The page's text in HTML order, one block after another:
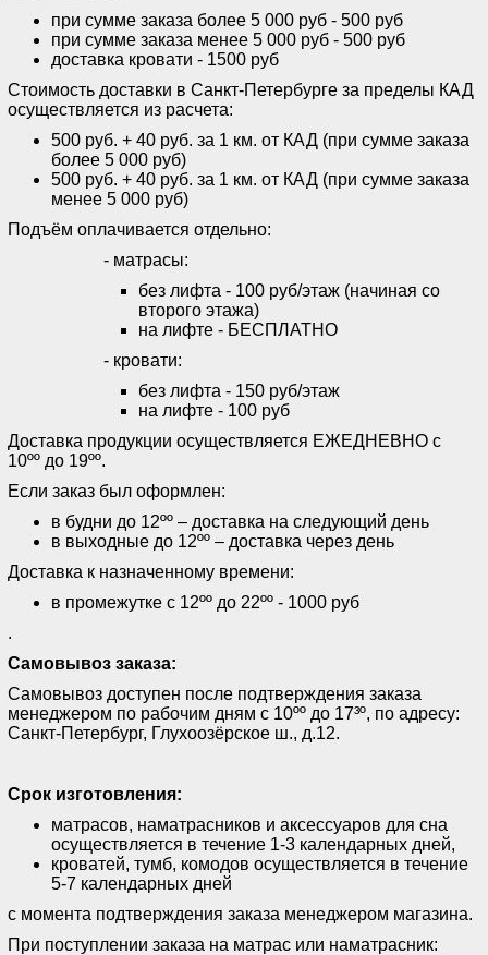
при сумме заказа более 5 000 руб - 500 руб
при сумме заказа менее 5 000 руб - 500 руб
доставка кровати - 1500 руб
Стоимость доставки в Санкт-Петербурге за пределы КАД
осуществляется из расчета:
500 руб. + 40 руб. за 1 км. от КАД (при сумме заказа
более 5 000 руб)
500 руб. + 40 руб. за 1 км. от КАД (при сумме заказа
менее 5 000 руб)
Подъём оплачивается отдельно:
- матрасы:
без лифта - 100 руб/этаж (начиная со
второго этажа)
на лифте - БЕСПЛАТНО
- кровати:
без лифта - 150 руб/этаж
на лифте - 100 руб
Доставка продукции осуществляется ЕЖЕДНЕВНО с
10ºº до 19ºº.
Если заказ был оформлен:
в будни до 12ºº – доставка на следующий день
в выходные до 12ºº – доставка через день
Доставка к назначенному времени:
в промежутке с 12ºº до 22ºº - 1000 руб
.
Самовывоз заказа:
Самовывоз доступен после подтверждения заказа
менеджером по рабочим дням с 10ºº до 17³º, по адресу:
Санкт-Петербург, Глухоозёрское ш., д.12.
Срок изготовления:
матрасов, наматрасников и аксессуаров для сна
осуществляется в течение 1-3 календарных дней,
кроватей, тумб, комодов осуществляется в течение
5-7 календарных дней
с момента подтверждения заказа менеджером магазина.
При поступлении заказа на матрас или наматрасник: